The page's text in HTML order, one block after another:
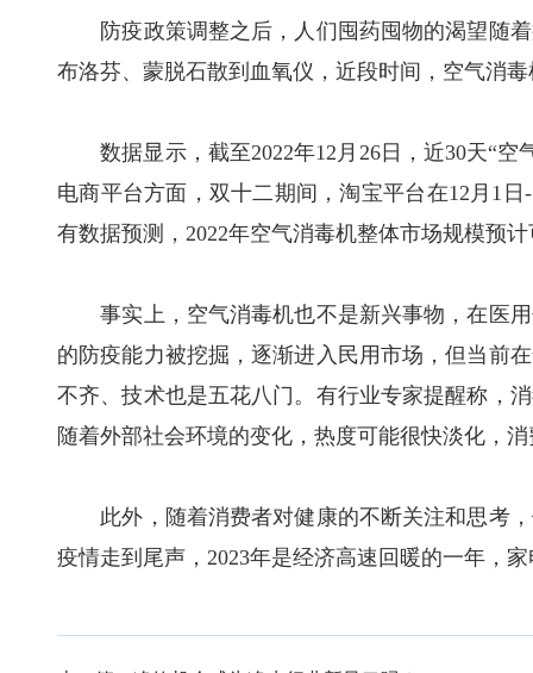
防疫政策调整之后，人们囤药囤物的渴望随着
布洛芬、蒙脱石散到血氧仪，近段时间，空气消
数据显示，截至2022年12月26日，近30天“空
电商平台方面，双十二期间，淘宝平台在12月1
有数据预测，2022年空气消毒机整体市场规模预
事实上，空气消毒机也不是新兴事物，在医用
的防疫能力被挖掘，逐渐进入民用市场，但当前
不齐、技术也是五花八门。有行业专家提醒称，
随着外部社会环境的变化，热度可能很快淡化，
此外，随着消费者对健康的不断关注和思考，
疫情走到尾声，2023年是经济高速回暖的一年，